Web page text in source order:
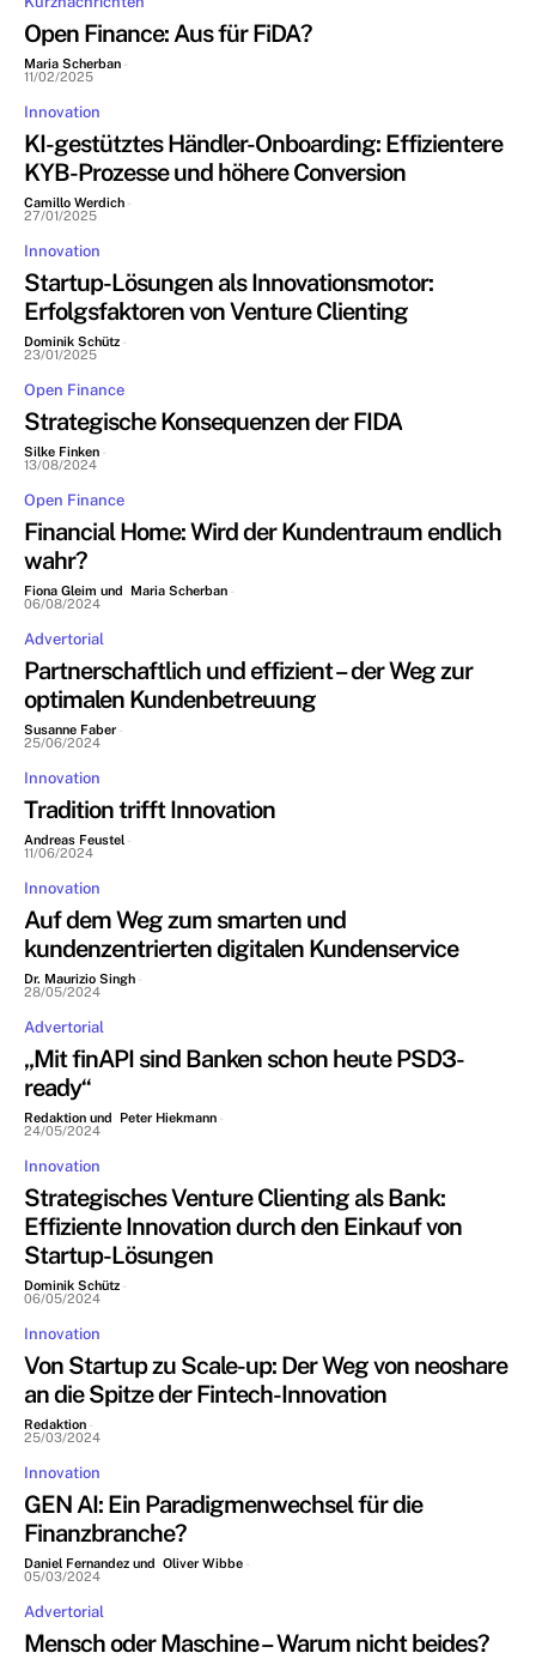
Open Finance: Aus für FiDA?
Maria Scherban -
11/02/2025
Innovation
KI-gestütztes Händler-Onboarding: Effizientere
KYB-Prozesse und höhere Conversion
Camillo Werdich -
27/01/2025
Innovation
Startup-Lösungen als Innovationsmotor:
Erfolgsfaktoren von Venture Clienting
Dominik Schütz -
23/01/2025
Open Finance
Strategische Konsequenzen der FIDA
Silke Finken -
13/08/2024
Open Finance
Financial Home: Wird der Kundentraum endlich
wahr?
Fiona Gleim und Maria Scherban -
06/08/2024
Advertorial
Partnerschaftlich und effizient – der Weg zur
optimalen Kundenbetreuung
Susanne Faber -
25/06/2024
Innovation
Tradition trifft Innovation
Andreas Feustel -
11/06/2024
Innovation
Auf dem Weg zum smarten und
kundenzentrierten digitalen Kundenservice
Dr. Maurizio Singh -
28/05/2024
Advertorial
„Mit finAPI sind Banken schon heute PSD3-
ready“
Redaktion und Peter Hiekmann -
24/05/2024
Innovation
Strategisches Venture Clienting als Bank:
Effiziente Innovation durch den Einkauf von
Startup-Lösungen
Dominik Schütz -
06/05/2024
Innovation
Von Startup zu Scale-up: Der Weg von neoshare
an die Spitze der Fintech-Innovation
Redaktion -
25/03/2024
Innovation
GEN AI: Ein Paradigmenwechsel für die
Finanzbranche?
Daniel Fernandez und Oliver Wibbe -
05/03/2024
Advertorial
Mensch oder Maschine – Warum nicht beides?